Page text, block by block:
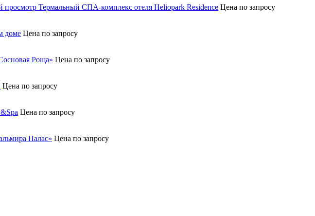
просмотр Термальный СПА-комплекс отеля Heliopark Residence Цена по запросу
доме Цена по запросу
Роща» Цена по запросу
Цена по запросу
Цена по запросу
Палас» Цена по запросу